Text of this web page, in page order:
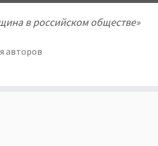
в российском обществе»
авторов